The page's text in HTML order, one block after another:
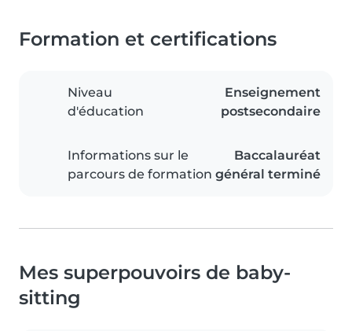
Formation et certifications
Niveau
d'éducation
Enseignement
postsecondaire
Informations sur le
parcours de formation
Baccalauréat
général terminé
Mes superpouvoirs de baby-
sitting